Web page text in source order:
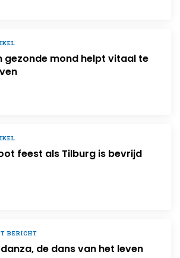
gezonde mond helpt vitaal te
feest als Tilburg is bevrijd
BERICHT
de dans van het leven